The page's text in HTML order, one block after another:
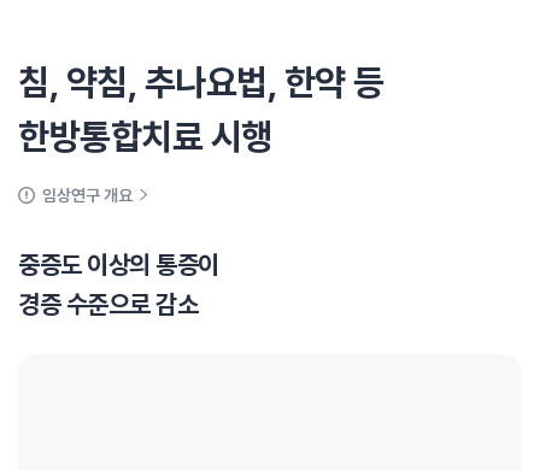
침, 약침, 추나요법, 한약 등
한방통합치료 시행
임상연구 개요
중증도 이상의 통증이
경증 수준으로 감소